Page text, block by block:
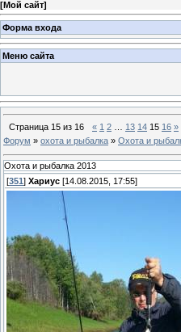
[Мой сайт]
Форма входа
Меню сайта
Страница 15 из 16 « 1 2 13 14 15 16 »
Форум » охота и рыбалка » Охота и
Охота и рыбалка 2013
[351 ] Хариус [14.08.2015, 17:55]